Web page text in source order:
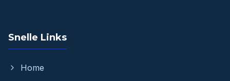
Snelle Links
Home